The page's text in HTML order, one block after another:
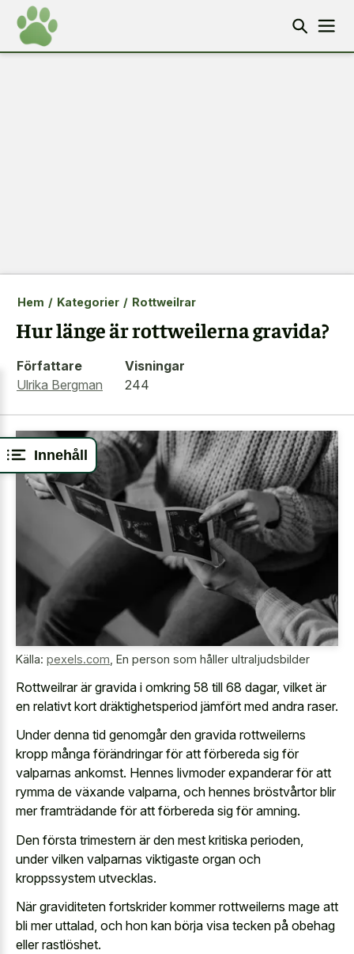
Innehåll
Hem / Kategorier / Rottweilrar
Hur länge är rottweilerna gravida?
Författare
Ulrika Bergman
Visningar
244
Källa: pexels.com En person som håller ultraljudsbilder
Rottweilrar är gravida i omkring 58 till 68 dagar, vilket är
en relativt kort dräktighetsperiod jämfört med andra raser.
Under denna tid genomgår den gravida rottweilerns
kropp många förändringar för att förbereda sig för
valparnas ankomst. Hennes livmoder expanderar för att
rymma de växande valparna, och hennes bröstvårtor blir
mer framträdande för att förbereda sig för amning.
Den första trimestern är den mest kritiska perioden,
under vilken valparnas viktigaste organ och
kroppssystem utvecklas.
När graviditeten fortskrider kommer rottweilerns mage att
bli mer uttalad, och hon kan börja visa tecken på obehag
eller rastlöshet.